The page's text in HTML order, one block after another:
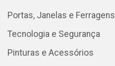
Portas, Janelas e Ferragens
Tecnologia e Segurança
Pinturas e Acessórios